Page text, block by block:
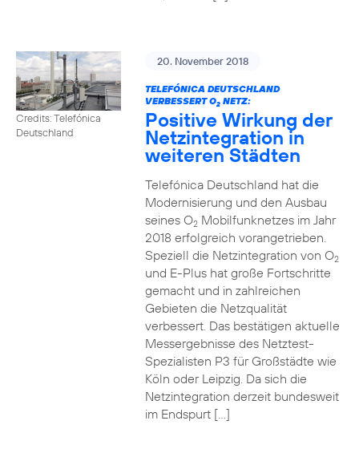
Credits: Telefónica
Deutschland
20. November 2018
TELEFÓNICA DEUTSCHLAND
VERBESSERT O2NETZ:
Positive Wirkung der
Netzintegration in
weiteren Städten
Telefónica Deutschland hat die
Modernisierung und den Ausbau
seines O2Mobilfunknetzes im Jahr
2018 erfolgreich vorangetrieben.
Speziell die Netzintegration von O2
und E-Plus hat große Fortschritte
gemacht und in zahlreichen
Gebieten die Netzqualität
verbessert. Das bestätigen aktuelle
Messergebnisse des Netztest-
Spezialisten P3 für Großstädte wie
Köln oder Leipzig. Da sich die
Netzintegration derzeit bundesweit
im Endspurt […]